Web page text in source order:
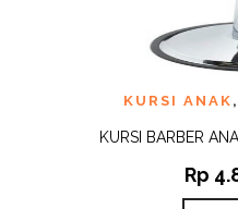
KURSI ANAK ,
KURSI BARBER
Rp